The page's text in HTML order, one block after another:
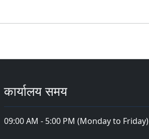
कार्यालय समय
09:00 AM - 5:00 PM (Monday to Friday)